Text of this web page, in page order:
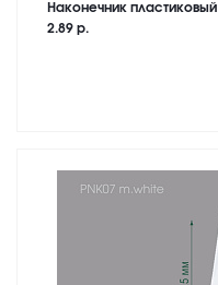
Наконечник
2.89 р.